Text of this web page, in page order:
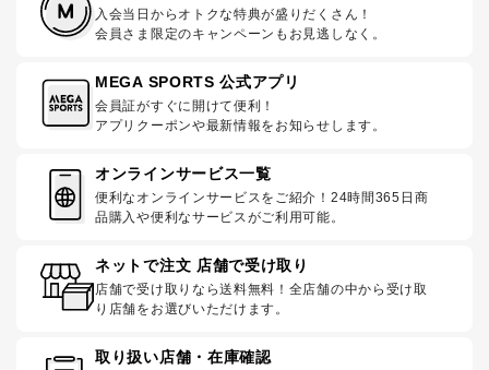
入会当日からオトクな特典が盛りだくさん！
会員さま限定のキャンペーンもお見逃しなく。
MEGA SPORTS 公式アプリ
会員証がすぐに開けて便利！
アプリクーポンや最新情報をお知らせします。
オンラインサービス一覧
便利なオンラインサービスをご紹介！24時間365日商
品購入や便利なサービスがご利用可能。
ネットで注文 店舗で受け取り
店舗で受け取りなら送料無料！全店舗の中から受け取
り店舗をお選びいただけます。
取り扱い店舗・在庫確認